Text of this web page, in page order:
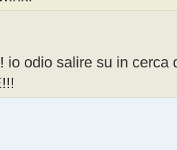
io odio salire su in cerca